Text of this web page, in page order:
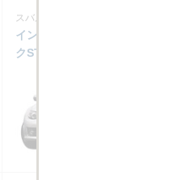
スバル
インプレッサハッチバッ
クSTI